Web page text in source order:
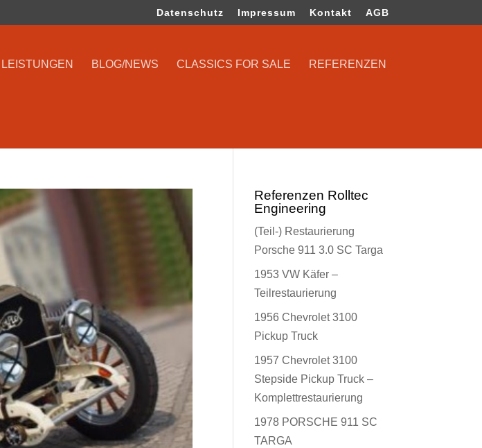
Datenschutz Impressum Kontakt AGB
LEISTUNGEN BLOG/NEWS CLASSICS FOR SALE REFERENZEN
Referenzen Rolltec
Engineering
(Teil-) Restaurierung
Porsche 911 3.0 SC Targa
1953 VW Käfer –
Teilrestaurierung
1956 Chevrolet 3100
Pickup Truck
1957 Chevrolet 3100
Stepside Pickup Truck –
Komplettrestaurierung
1978 PORSCHE 911 SC
TARGA